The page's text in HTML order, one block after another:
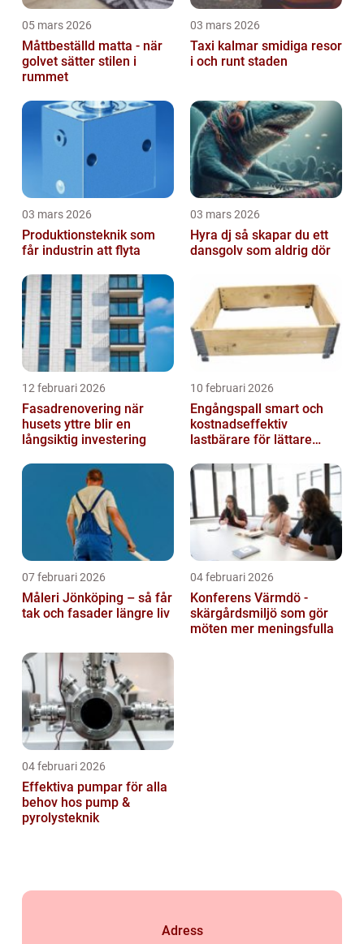
05 mars 2026
Måttbeställd matta - när
golvet sätter stilen i
rummet
03 mars 2026
Taxi kalmar smidiga resor
i och runt staden
03 mars 2026
Produktionsteknik som
får industrin att flyta
03 mars 2026
Hyra dj så skapar du ett
dansgolv som aldrig dör
12 februari 2026
Fasadrenovering när
husets yttre blir en
långsiktig investering
10 februari 2026
Engångspall smart och
kostnadseffektiv
lastbärare för lättare
07 februari 2026
Måleri Jönköping – så får
tak och fasader längre liv
04 februari 2026
Konferens Värmdö -
skärgårdsmiljö som gör
möten mer meningsfulla
04 februari 2026
Effektiva pumpar för alla
behov hos pump &
pyrolysteknik
Adress